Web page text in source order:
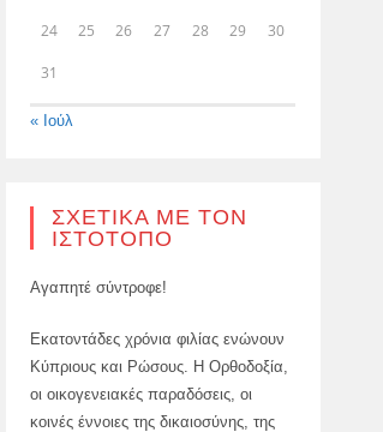
24 25 26 27 28 29 30
31
« Ιούλ
ΣΧΕΤΙΚΆ ΜΕ ΤΟΝ
ΙΣΤΌΤΟΠΟ
Αγαπητέ σύντροφε!
Εκατοντάδες χρόνια φιλίας ενώνουν
Κύπριους και Ρώσους. Η Ορθοδοξία,
οι οικογενειακές παραδόσεις, οι
κοινές έννοιες της δικαιοσύνης, της